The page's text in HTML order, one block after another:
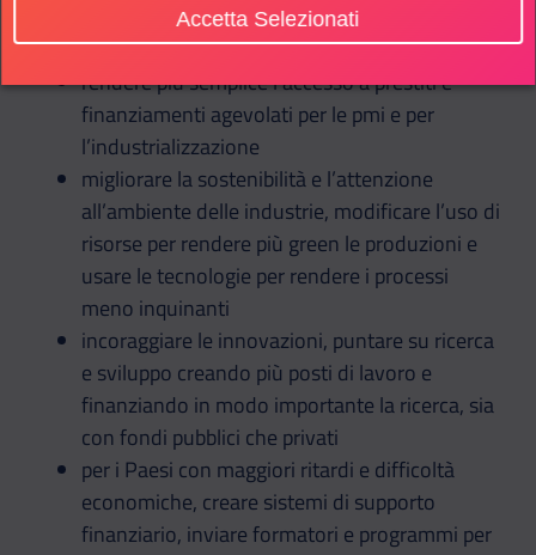
crescita del PIL con una nuova industria più
inclusiva e sostenibile
rendere più semplice l’accesso a prestiti e
finanziamenti agevolati per le pmi e per
l’industrializzazione
migliorare la sostenibilità e l’attenzione
all’ambiente delle industrie, modificare l’uso di
risorse per rendere più green le produzioni e
usare le tecnologie per rendere i processi
meno inquinanti
incoraggiare le innovazioni, puntare su ricerca
e sviluppo creando più posti di lavoro e
finanziando in modo importante la ricerca, sia
con fondi pubblici che privati
per i Paesi con maggiori ritardi e difficoltà
economiche, creare sistemi di supporto
finanziario, inviare formatori e programmi per
Accetta Selezionati